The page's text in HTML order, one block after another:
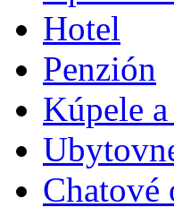
Hotel
Penzión
Kúpele
Chatové